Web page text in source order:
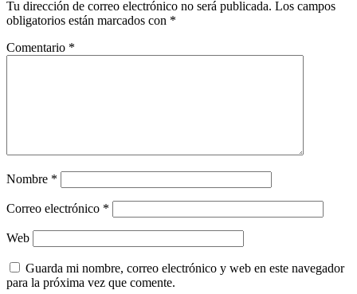
Tu dirección de correo electrónico no será publicada. Los campos
obligatorios están marcados con *
Comentario *
Nombre *
Correo electrónico *
Web
Guarda mi nombre, correo electrónico y web en este navegador
para la próxima vez que comente.